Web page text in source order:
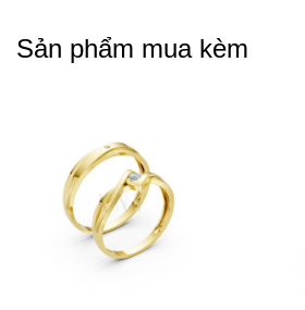
Sản phẩm mua kèm